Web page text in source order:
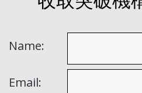
Name:
Email: